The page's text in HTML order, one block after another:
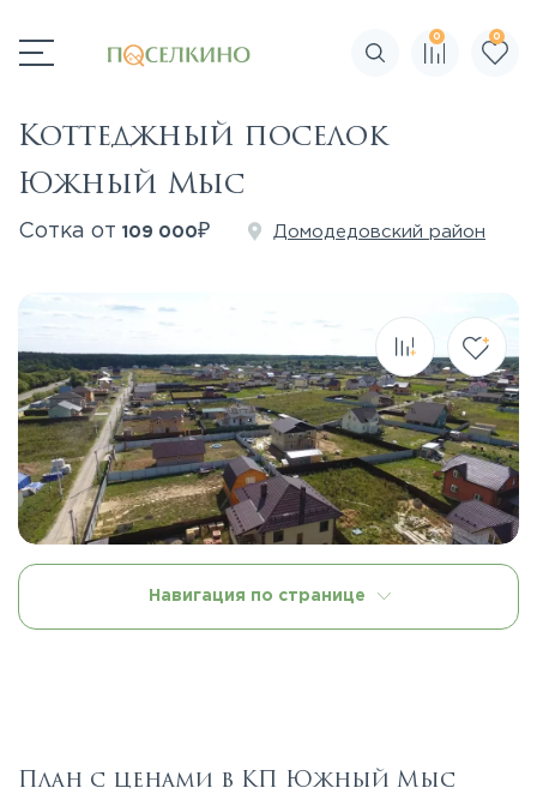
Поиск по сайту
0 0
Коттеджный поселок
Южный Мыс
Сотка от 109 000₽ Домодедовский район
Навигация по странице
План с ценами в КП Южный Мыс